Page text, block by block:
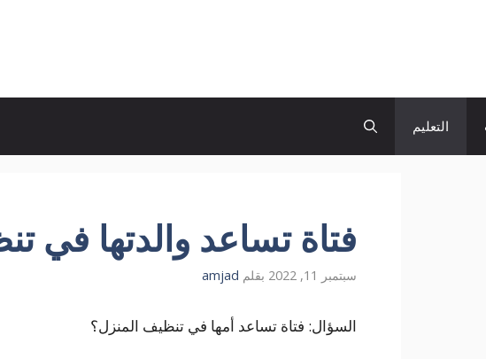
التعليم
فتاة تساعد والدتها في
سبتمبر 11, 2022 بقلم amjad
السؤال: فتاة تساعد أمها في تنظيف المنزل؟